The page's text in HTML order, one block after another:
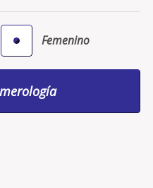
Femenino